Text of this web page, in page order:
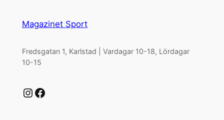
Magazinet Sport
Fredsgatan 1, Karlstad | Vardagar 10-18, Lördagar
10-15
Instagram Facebook